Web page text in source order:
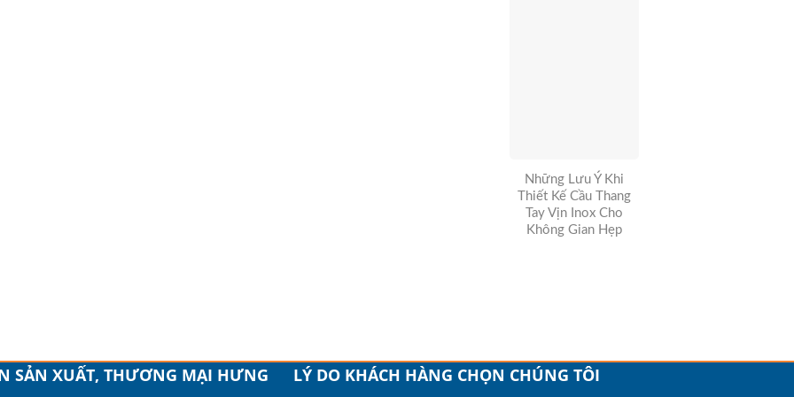
Những Lưu Ý Khi
Thiết Kế Cầu Thang
Tay Vịn Inox Cho
Không Gian Hẹp
SẢN XUẤT, THƯƠNG MẠI HƯNG
LÝ DO KHÁCH HÀNG CHỌN CHÚNG TÔI